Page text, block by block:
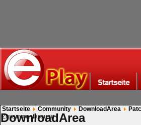
Startseite Community DownloadArea
Zusammenfassung
DownloadArea